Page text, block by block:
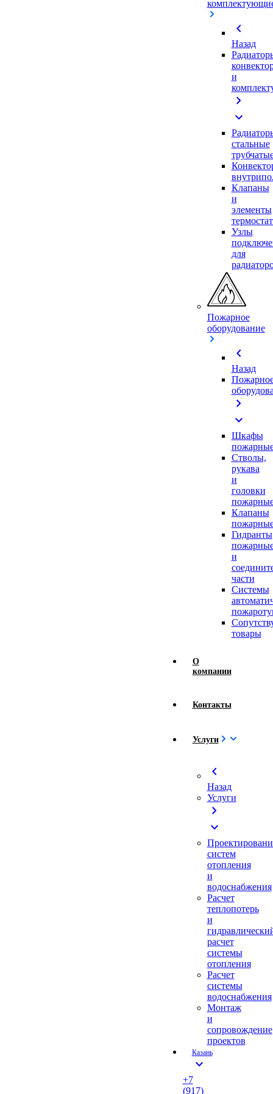
chevron_left
Назад
и
chevron_right
expand_more
стальные
Клапаны
и
элементы
Узлы
для
Пожарное
оборудование
chevron_left
Назад
chevron_right
expand_more
Шкафы
Стволы,
рукава
и
головки
Клапаны
Гидранты
и
части
Системы
товары
О
компании
Контакты
Услуги
chevron_left
Назад
Услуги
chevron_right
expand_more
систем
отопления
и
водоснабжения
Расчет
теплопотерь
и
расчет
системы
отопления
Расчет
системы
водоснабжения
Монтаж
и
сопровождение
проектов
Казань
expand_more
+7
(917)